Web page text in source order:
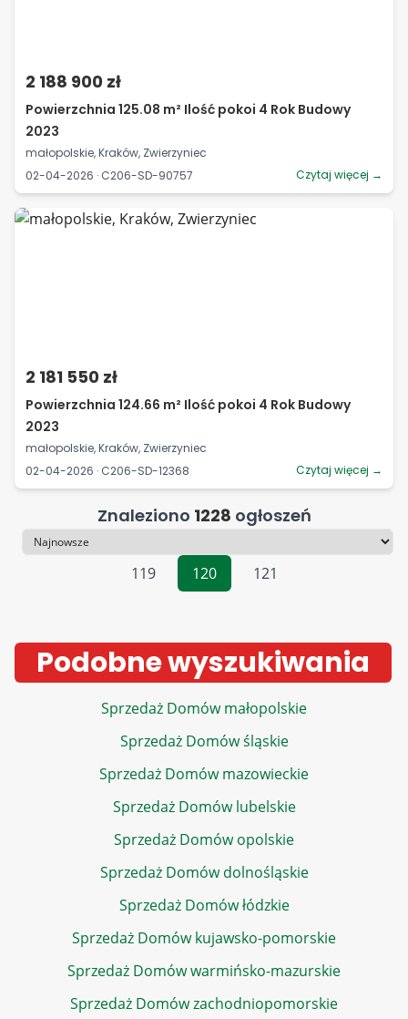
2 188 900 zł
Powierzchnia 125.08 m² Ilość pokoi 4 Rok Budowy
2023
małopolskie, Kraków, Zwierzyniec
02-04-2026 · C206-SD-90757
Czytaj więcej →
2 181 550 zł
Powierzchnia 124.66 m² Ilość pokoi 4 Rok Budowy
2023
małopolskie, Kraków, Zwierzyniec
02-04-2026 · C206-SD-12368
Czytaj więcej →
Znaleziono 1228 ogłoszeń
Sortowanie
119
120 121
Podobne wyszukiwania
Sprzedaż Domów małopolskie
Sprzedaż Domów śląskie
Sprzedaż Domów mazowieckie
Sprzedaż Domów lubelskie
Sprzedaż Domów opolskie
Sprzedaż Domów dolnośląskie
Sprzedaż Domów łódzkie
Sprzedaż Domów kujawsko-pomorskie
Sprzedaż Domów warmińsko-mazurskie
Sprzedaż Domów zachodniopomorskie